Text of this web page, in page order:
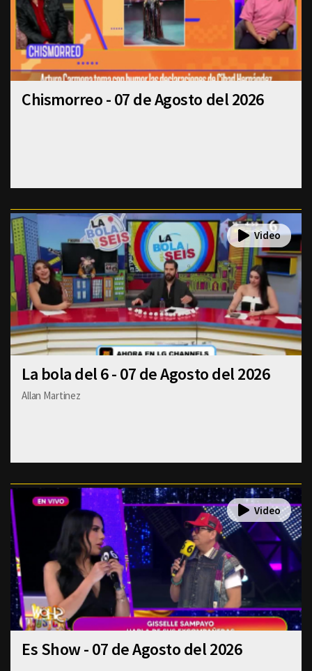
Chismorreo - 07 de Agosto del 2026
La bola del 6 - 07 de Agosto del 2026
Allan Martinez
Es Show - 07 de Agosto del 2026